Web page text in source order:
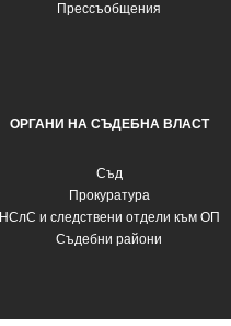
Прессъобщения
ОРГАНИ НА СЪДЕБНА ВЛАСТ
Съд
Прокуратура
НСлС и следствени отдели към ОП
Съдебни райони